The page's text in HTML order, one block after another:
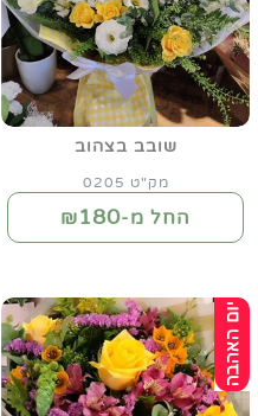
שובב בצהוב
מק"ט 0205
החל מ-₪180